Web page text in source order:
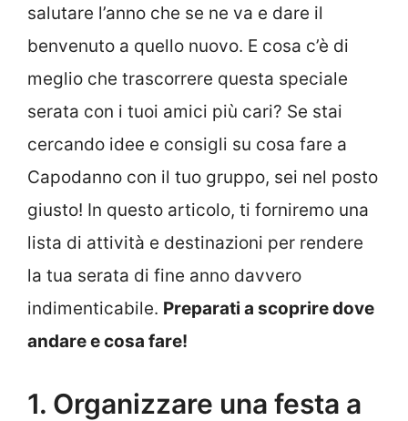
salutare l’anno che se ne va e dare il
benvenuto a quello nuovo. E cosa c’è di
meglio che trascorrere questa speciale
serata con i tuoi amici più cari? Se stai
cercando idee e consigli su cosa fare a
Capodanno con il tuo gruppo, sei nel posto
giusto! In questo articolo, ti forniremo una
lista di attività e destinazioni per rendere
la tua serata di fine anno davvero
indimenticabile. Preparati a scoprire dove
andare e cosa fare!
1. Organizzare una festa a